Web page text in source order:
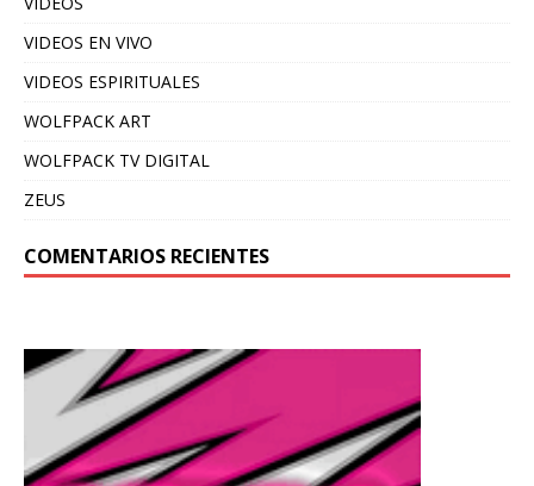
VIDEOS EN VIVO
VIDEOS ESPIRITUALES
WOLFPACK ART
WOLFPACK TV DIGITAL
ZEUS
COMENTARIOS RECIENTES